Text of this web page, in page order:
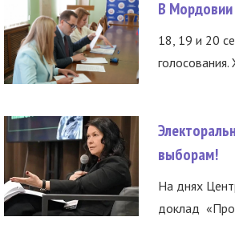
В Мордовии
18, 19 и 20
выборам!
На днях
доклад